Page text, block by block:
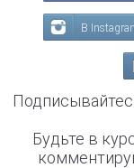
В
Будьте в